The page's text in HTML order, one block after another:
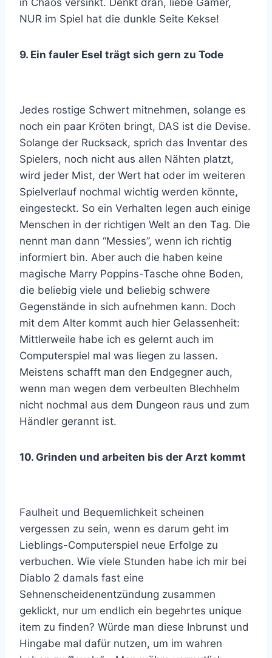
NUR im Spiel hat die dunkle Seite Kekse!
9. Ein fauler Esel trägt sich gern zu Tode
Jedes rostige Schwert mitnehmen, solange es
noch ein paar Kröten bringt, DAS ist die Devise.
Solange der Rucksack, sprich das Inventar des
Spielers, noch nicht aus allen Nähten platzt,
wird jeder Mist, der Wert hat oder im weiteren
Spielverlauf nochmal wichtig werden könnte,
eingesteckt. So ein Verhalten legen auch einige
Menschen in der richtigen Welt an den Tag. Die
nennt man dann “Messies”, wenn ich richtig
informiert bin. Aber auch die haben keine
magische Marry Poppins-Tasche ohne Boden,
die beliebig viele und beliebig schwere
Gegenstände in sich aufnehmen kann. Doch
mit dem Alter kommt auch hier Gelassenheit:
Mittlerweile habe ich es gelernt auch im
Computerspiel mal was liegen zu lassen.
Meistens schafft man den Endgegner auch,
wenn man wegen dem verbeulten Blechhelm
nicht nochmal aus dem Dungeon raus und zum
Händler gerannt ist.
10. Grinden und arbeiten bis der Arzt kommt
Faulheit und Bequemlichkeit scheinen
vergessen zu sein, wenn es darum geht im
Lieblings-Computerspiel neue Erfolge zu
verbuchen. Wie viele Stunden habe ich mir bei
Diablo 2 damals fast eine
Sehnenscheidenentzündung zusammen
geklickt, nur um endlich ein begehrtes unique
item zu finden? Würde man diese Inbrunst und
Hingabe mal dafür nutzen, um im wahren